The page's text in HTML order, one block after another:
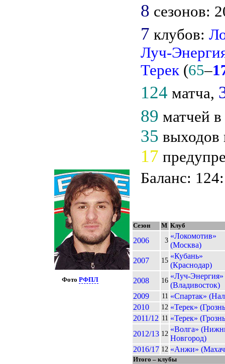
Фото РФПЛ
8 сезонов:
7 клубов:
Луч-
Терек(65–
124 матча,
89 матчей
35 выходов
17
Баланс:
Сезон М Клуб
2006 3
«Локомотив»
(Москва)
2007
15
«Кубань»
(Краснодар)
2008
16
«Луч-Энергия»
(Владивосток)
2009
11 «Спартак»
2010
12 «Терек»
2011/12 11 «Терек»
2012/13 12
«Волга»
Новгород)
2016/17 12 «Анжи»
Итого – клубы